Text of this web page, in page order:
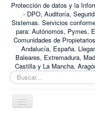
Protección de datos y la
- DPO, Auditoría,
Sistemas. Servicios
para: Autónomos, Pymes,
Comunidades de
Andalucía, España.
Baleares, Extremadura,
Castilla y La Mancha,
Buscar...
Toggle
Navigation